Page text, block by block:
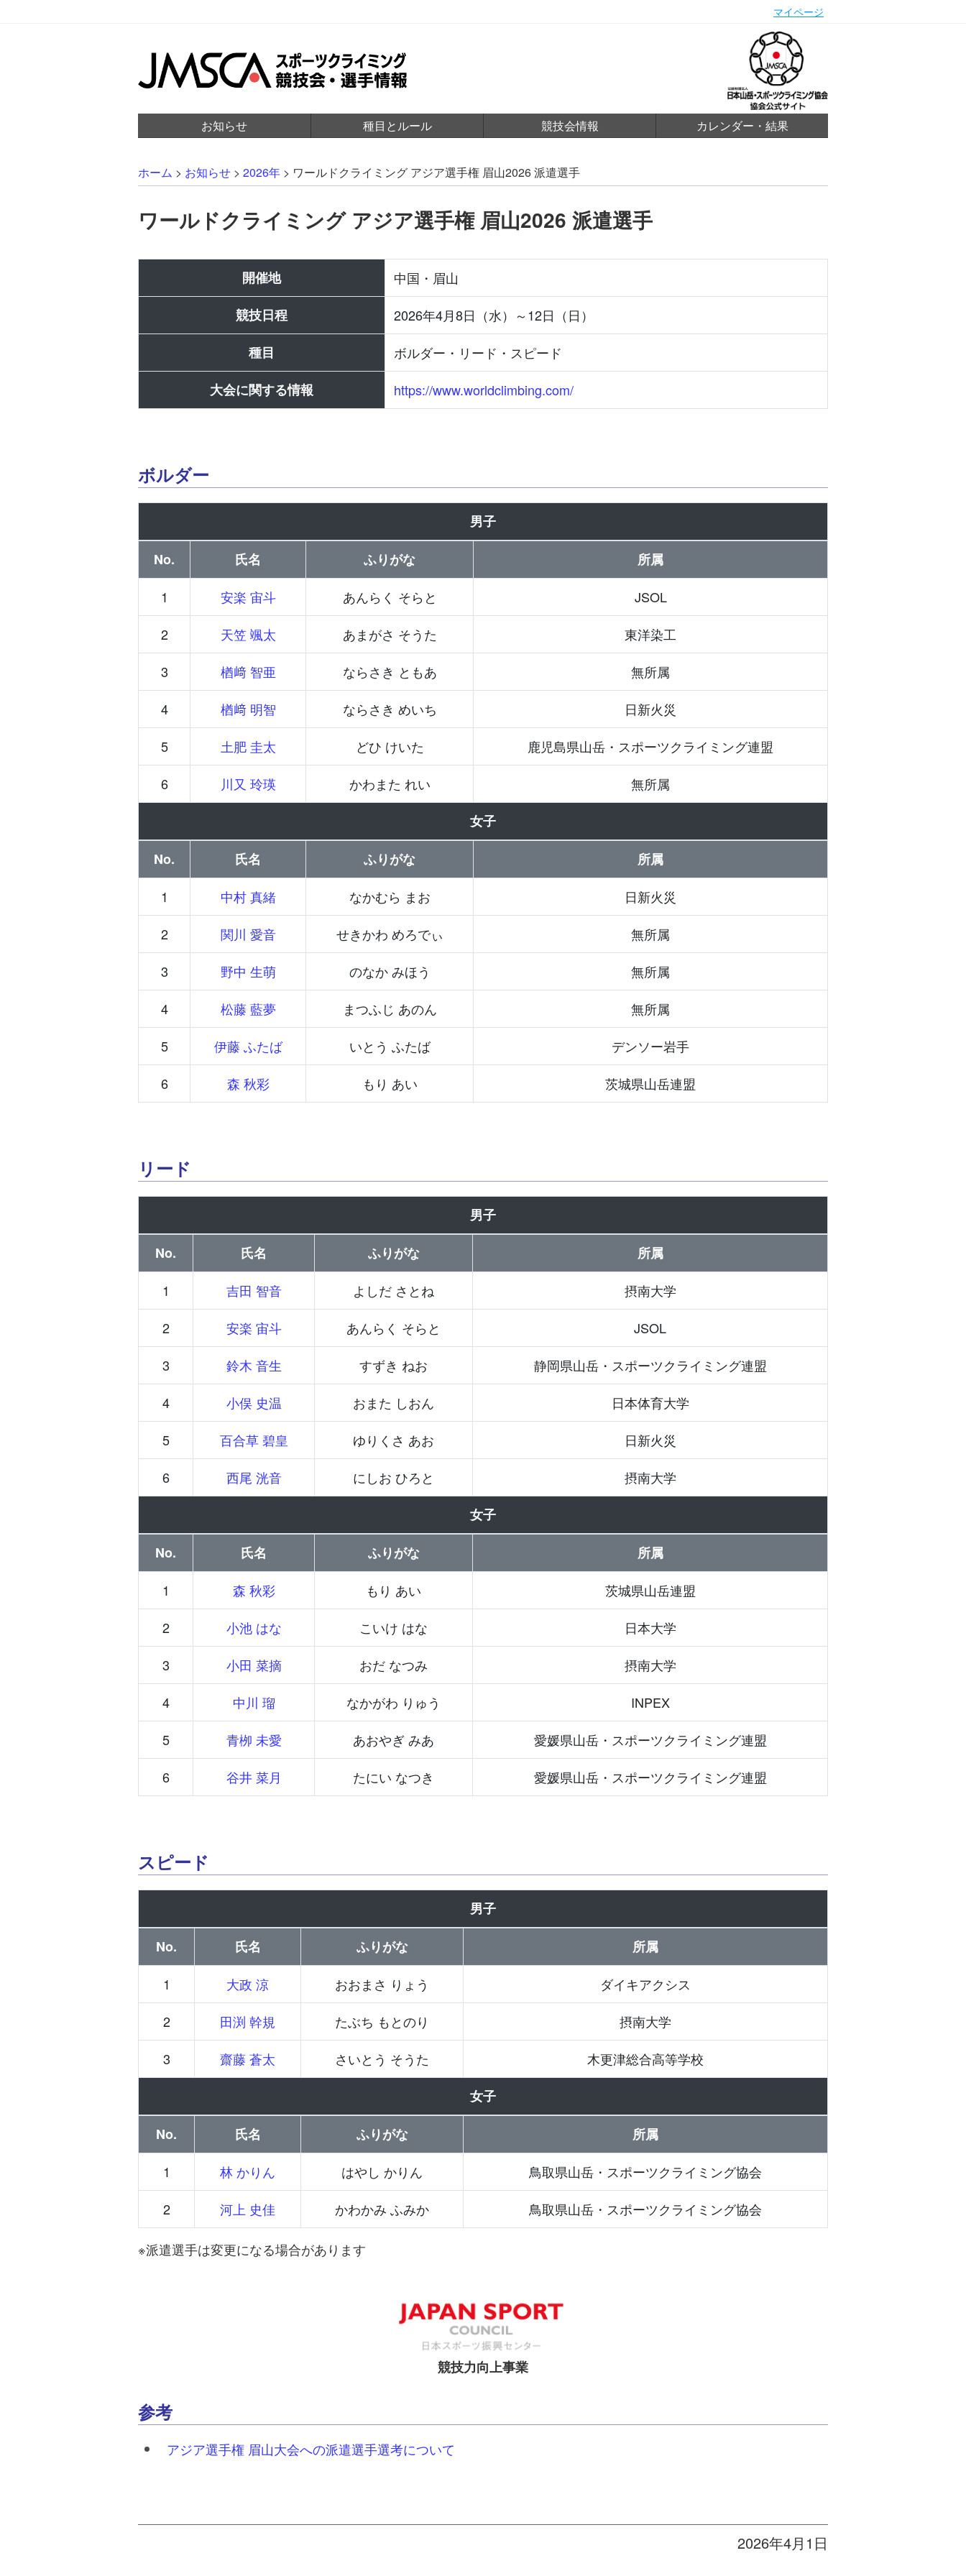
マイページ
お知らせ 種目とルール 競技会情報 カレンダー・結果
ホーム > お知らせ > 2026年 > ワールドクライミング アジア選手権 眉山2026 派遣選手
ワールドクライミング アジア選手権 眉山2026 派遣選手
開催地
中国・眉山
競技日程
2026年4月8日（水）～12日（日）
種目
ボルダー・リード・スピード
大会に関する情報
https://www.worldclimbing.com/
ボルダー
男子
No. 氏名 ふりがな
所属
1
安楽 宙斗 あんらく そらと
JSOL
2
天笠 颯太 あまがさ そうた
東洋染工
3
楢﨑 智亜 ならさき ともあ
無所属
4
楢﨑 明智 ならさき めいち
日新火災
5
土肥 圭太 どひ けいた
鹿児島県山岳・スポーツクライミング連盟
6
川又 玲瑛 かわまた れい
無所属
女子
No. 氏名 ふりがな
所属
1
中村 真緒 なかむら まお
日新火災
2
関川 愛音 せきかわ めろでぃ
無所属
3
野中 生萌 のなか みほう
無所属
4
松藤 藍夢 まつふじ あのん
無所属
5
伊藤 ふたば いとう ふたば
デンソー岩手
6
森 秋彩 もり あい 茨城県山岳連盟
リード
男子
No. 氏名 ふりがな
所属
1
吉田 智音 よしだ さとね
摂南大学
2
安楽 宙斗 あんらく そらと
JSOL
3
鈴木 音生 すずき ねお
静岡県山岳・スポーツクライミング連盟
4
小俣 史温 おまた しおん
日本体育大学
5
百合草 碧皇 ゆりくさ あお
日新火災
6
西尾 洸音 にしお ひろと
摂南大学
女子
No. 氏名 ふりがな
所属
1
森 秋彩 もり あい
茨城県山岳連盟
2
小池 はな こいけ はな
日本大学
3
小田 菜摘 おだ なつみ
摂南大学
4
中川 瑠 なかがわ りゅう
INPEX
5
青栁 未愛 あおやぎ みあ
愛媛県山岳・スポーツクライミング連盟
6
谷井 菜月 たにい なつき 愛媛県山岳・スポーツクライミング連盟
スピード
男子
No. 氏名 ふりがな
所属
1
大政 涼 おおまさ りょう
ダイキアクシス
2
田渕 幹規 たぶち もとのり
摂南大学
3
齋藤 蒼太 さいとう そうた
木更津総合高等学校
女子
No. 氏名 ふりがな
所属
1
林 かりん はやし かりん
鳥取県山岳・スポーツクライミング協会
2
河上 史佳 かわかみ ふみか 鳥取県山岳・スポーツクライミング協会
※派遣選手は変更になる場合があります
競技力向上事業
参考
アジア選手権 眉山大会への派遣選手選考について
2026年4月1日